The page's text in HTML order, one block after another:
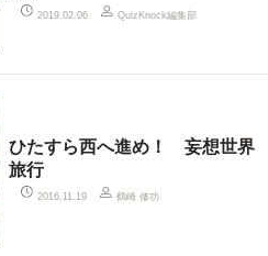
2019.02.06 QuizKnock編集部
ひたすら西へ進め！ 妄想世界
旅行
2016.11.19 鶴崎 修功